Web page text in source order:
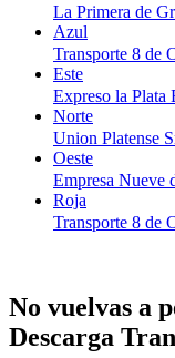
La Primera de
Azul
Transporte 8 de
Este
Expreso la Plata
Norte
Union Platense
Oeste
Empresa Nueve
Roja
Transporte 8 de
No vuelvas a
Descarga